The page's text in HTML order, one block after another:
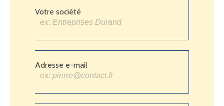
Votre société
Adresse e-mail